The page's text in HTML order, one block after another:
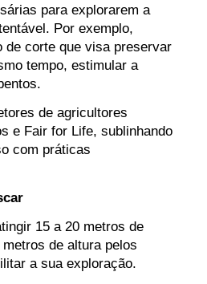
para explorarem a
Por exemplo,
de corte que visa preservar
tempo, estimular a
de agricultores
e Fair for Life, sublinhando
com práticas
15 a 20 metros de
de altura pelos
a sua exploração.